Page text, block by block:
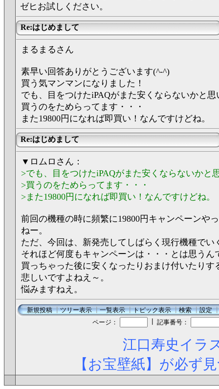
ゼヒお試しください。
Re:はじめまして
まるまるさん
素早い回答ありがとうございます(^-^)
買う気マンマンになりました！
でも、目をつけたiPAQがまた安くならないかと思
買うのをためらってます・・・
また19800円になれば即買い！なんですけどね。
Re:はじめまして
▼ロムロさん：
>でも、目をつけたiPAQがまた安くならないかと
>買うのをためらってます・・・
>また19800円になれば即買い！なんですけどね。
前回の機種の時に頻繁に19800円キャンペーンや
ねー。
ただ、今回は、新発売してしばらく現行機種でい
それほど何度もキャンペーンは・・・とは思うん
買っちゃった後に安くなったりおまけ付いたりす
悲しいですよねえ～。
悩みますねえ。
新規投稿┃ツリー表示┃一覧表示┃トピック表示┃検索┃設定
ページ：
記事番号：
江口寿史イラ
【お宝壁紙】が必ず